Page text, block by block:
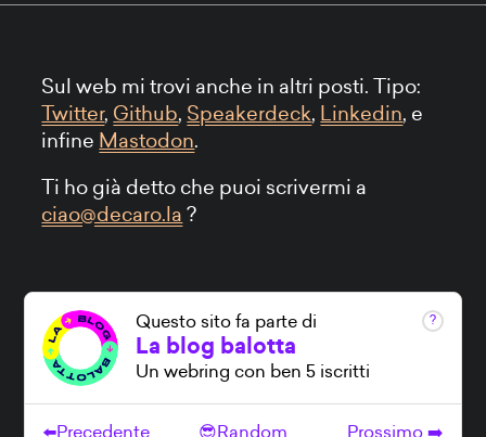
Sul web mi trovi anche in altri posti. Tipo:
Twitter, Github, Speakerdeck, Linkedin, e
infine Mastodon.
Ti ho già detto che puoi scrivermi a
ciao@decaro.la ?